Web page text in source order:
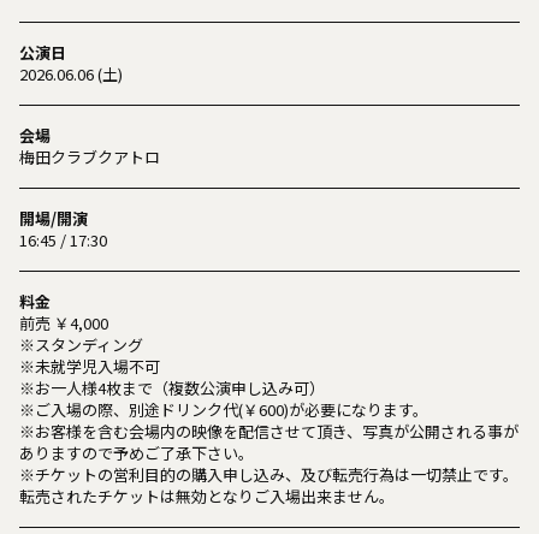
公演日
2026.06.06 (土)
会場
梅田クラブクアトロ
開場/開演
16:45 / 17:30
料金
前売 ￥4,000
※スタンディング
※未就学児入場不可
※お一人様4枚まで（複数公演申し込み可）
※ご入場の際、別途ドリンク代(￥600)が必要になります。
※お客様を含む会場内の映像を配信させて頂き、写真が公開される事が
ありますので予めご了承下さい。
※チケットの営利目的の購入申し込み、及び転売行為は一切禁止です。
転売されたチケットは無効となりご入場出来ません。